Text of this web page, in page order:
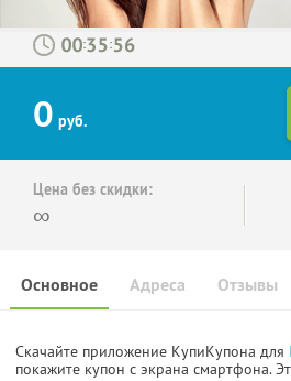
: :
0 руб.
Цена без скидки:
∞
Основное Отзывы
Адреса
Скачайте приложение КупиКупона для
покажите купон с экрана смартфона.